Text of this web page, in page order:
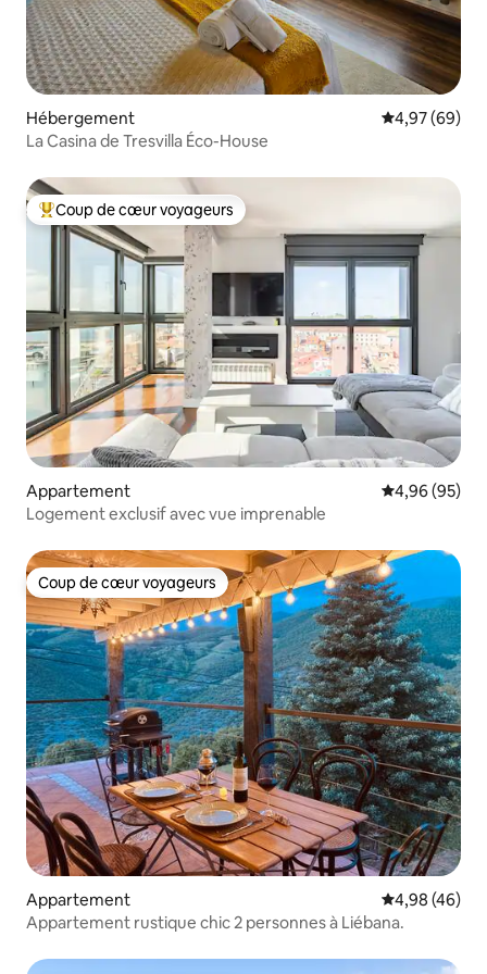
Hébergement Évaluation
4,97 (69)
La Casina de Tresvilla Éco-House
Coups de cœur voyageurs les plus appréciés
Coup de cœur voyageurs
Appartement Évaluation
4,96 (95)
Logement exclusif avec vue imprenable
Coup de cœur voyageurs
Coup de cœur voyageurs
Appartement Évaluation
4,98 (46)
Appartement rustique chic 2 personnes à Liébana.